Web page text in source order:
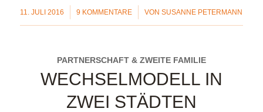
11. JULI 2016
/ 9 KOMMENTARE
/ VONSUSANNE PETERMANN
PARTNERSCHAFT & ZWEITE FAMILIE
WECHSELMODELL IN
ZWEI STÄDTEN